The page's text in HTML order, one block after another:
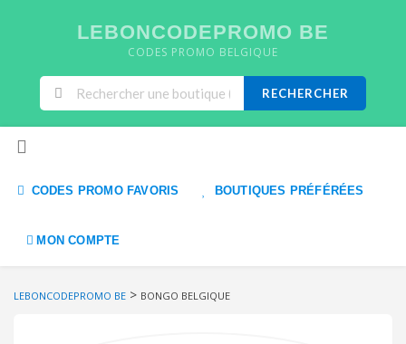
LEBONCODEPROMO BE
CODES PROMO BELGIQUE
RECHERCHER
CODES PROMO FAVORIS BOUTIQUES PRÉFÉRÉES
MON COMPTE
LEBONCODEPROMO BE > BONGO BELGIQUE